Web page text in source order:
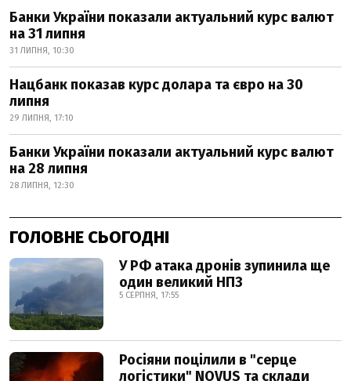
Банки України показали актуальний курс валют
на 31 липня
31 ЛИПНЯ, 10:30
Нацбанк показав курс долара та євро на 30
липня
29 ЛИПНЯ, 17:10
Банки України показали актуальний курс валют
на 28 липня
28 ЛИПНЯ, 12:30
ГОЛОВНЕ СЬОГОДНІ
У РФ атака дронів зупинила ще
один великий НПЗ
5 СЕРПНЯ, 17:55
Росіяни поцілили в "серце
логістики" NOVUS та склади